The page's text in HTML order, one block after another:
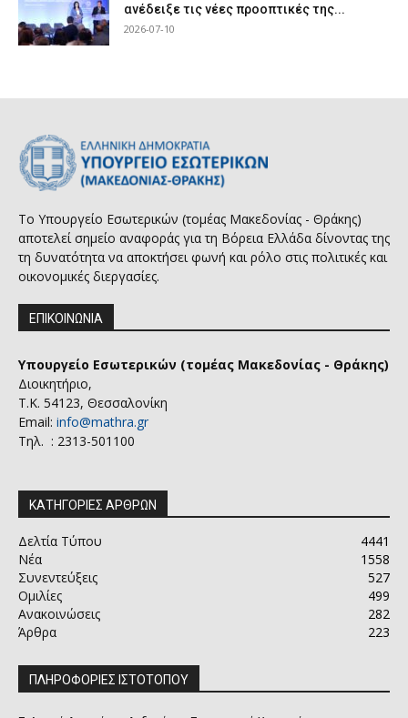
ανέδειξε τις νέες προοπτικές της...
2026-07-10
Το Υπουργείο Εσωτερικών (τομέας Μακεδονίας - Θράκης)
αποτελεί σημείο αναφοράς για τη Βόρεια Ελλάδα δίνοντας της
τη δυνατότητα να αποκτήσει φωνή και ρόλο στις πολιτικές και
οικονομικές διεργασίες.
ΕΠΙΚΟΙΝΩΝΙΑ
Υπουργείο Εσωτερικών (τομέας Μακεδονίας - Θράκης)
Διοικητήριο,
Τ.Κ. 54123, Θεσσαλονίκη
Email: info@mathra.gr
Τηλ. : 2313-501100
ΚΑΤΗΓΟΡΙΕΣ ΑΡΘΡΩΝ
Δελτία Τύπου
4441
Νέα
1558
Συνεντεύξεις
527
Ομιλίες
499
Ανακοινώσεις
282
Άρθρα
223
ΠΛΗΡΟΦΟΡΙΕΣ ΙΣΤΟΤΟΠΟΥ